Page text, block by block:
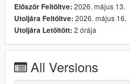
Először Feltöltve: 2026. május 13.
Utoljára Feltöltve: 2026. május 16.
Utoljára Letöltött: 2 órája
All Versions